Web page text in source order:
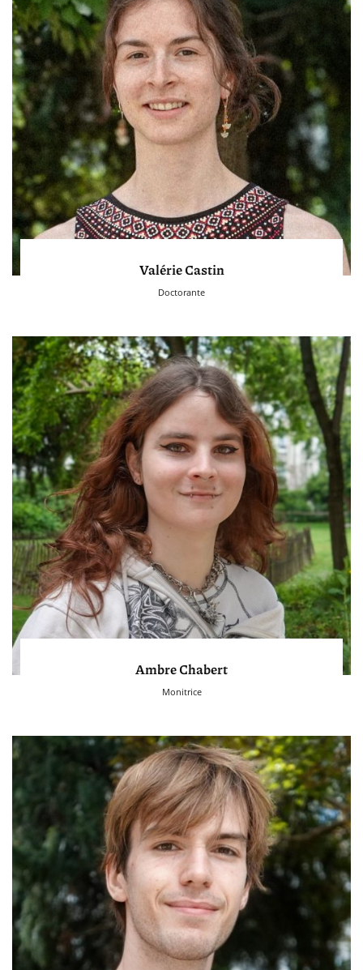
Valérie Castin
Doctorante
Ambre Chabert
Monitrice